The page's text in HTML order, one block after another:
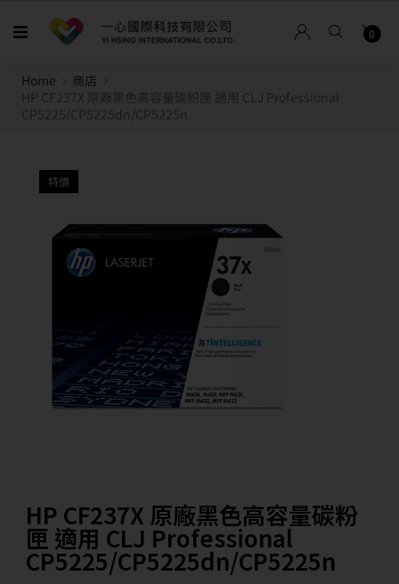
0
Home
商店
HP CF237X 原廠黑色高容量碳粉匣 適用 CLJ Professional
CP5225/CP5225dn/CP5225n
特價
HP CF237X 原廠黑色高容量碳粉
匣 適用 CLJ Professional
CP5225/CP5225dn/CP5225n